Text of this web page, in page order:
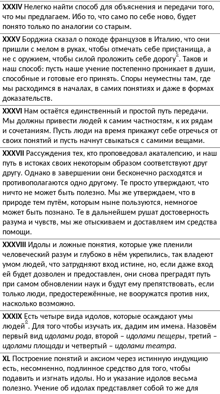
XXXIV Нелегко найти способ для объяснения и передачи того,
что мы предлагаем. Ибо то, что само по себе ново, будет
понято только по аналогии со старым.
XXXV Борджиа сказал о походе французов в Италию, что они
пришли с мелом в руках, чтобы отмечать себе пристанища, а
не с оружием, чтобы силой проложить себе дорогу
5
. Таков и
наш способ: пусть наше учение постепенно проникает в души,
способные и готовые его принять. Споры неуместны там, где
мы расходимся в началах, в самих понятиях и даже в формах
доказательств.
XXXVI
Нам остаётся единственный и простой путь передачи.
Мы должны привести людей к самим частностям, к их рядам
и сочетаниям. Пусть люди на время прикажут себе отречься от
своих понятий и пусть начнут свыкаться с самими вещами.
XXXVII
Рассуждения тех, кто проповедовал акаталепсию, и наш
путь в истоках своих некоторым образом соответствуют друг
другу. Однако в завершении они бесконечно расходятся и
противополагаются одно другому. Те просто утверждают, что
ничто не может быть полезно. Мы же утверждаем, что в
природе тем путём, которым ныне пользуются, немногое
может быть познано. Те в дальнейшем рушат достоверность
разума и чувств, мы же отыскиваем и доставляем им средства
помощи.
XXXVIII
Идолы и ложные понятия, которые уже пленили
человеческий разум и глубоко в нём укрепились, так владеют
умом людей, что затрудняют вход истине, но, если даже вход
ей будет дозволен и предоставлен, они снова преградят путь
при самом обновлении наук и будут ему препятствовать, если
только люди, предостережённые, не вооружатся против них,
насколько возможно.
XXXIX Есть четыре вида идолов, которые осаждают умы
людей
6
. Для того чтобы изучать их, дадим им имена. Назовём
первый вид идолами рода, второй – идолами пещеры, третий –
идолами площади и четвертый – идолами театра.
XL Построение понятий и аксиом через истинную индукцию
есть, несомненно, подлинное средство для того, чтобы
подавить и изгнать идолы. Но и указание идолов весьма
полезно. Учение об идолах представляет собой то же для